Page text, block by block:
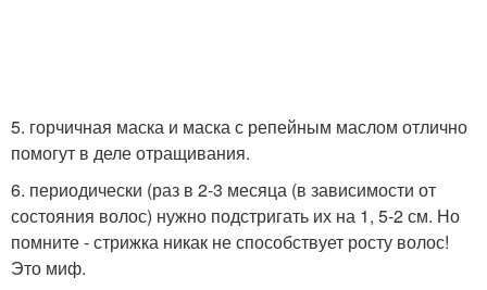
5. горчичная маска и маска с репейным маслом отлично
помогут в деле отращивания.
6. периодически (раз в 2-3 месяца (в зависимости от
состояния волос) нужно подстригать их на 1, 5-2 см. Но
помните - стрижка никак не способствует росту волос!
Это миф.